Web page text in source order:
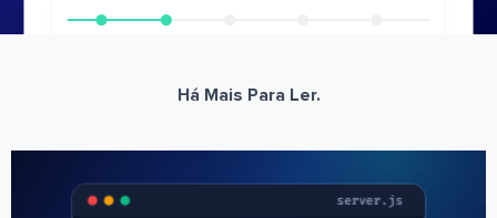
Há Mais Para Ler.